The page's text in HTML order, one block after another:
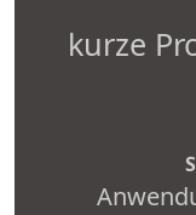
kurze